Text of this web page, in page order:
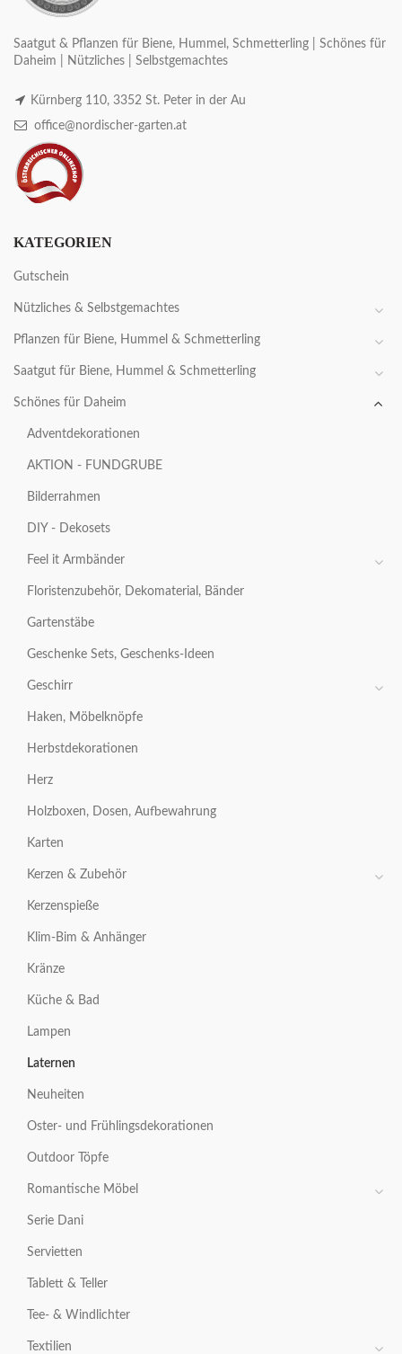
Saatgut & Pflanzen für Biene, Hummel, Schmetterling | Schönes für
Daheim | Nützliches | Selbstgemachtes
Kürnberg 110, 3352 St. Peter in der Au
office@nordischer-garten.at
KATEGORIEN
Gutschein
Nützliches & Selbstgemachtes
Pflanzen für Biene, Hummel & Schmetterling
Saatgut für Biene, Hummel & Schmetterling
Schönes für Daheim
Adventdekorationen
AKTION - FUNDGRUBE
Bilderrahmen
DIY - Dekosets
Feel it Armbänder
Floristenzubehör, Dekomaterial, Bänder
Gartenstäbe
Geschenke Sets, Geschenks-Ideen
Geschirr
Haken, Möbelknöpfe
Herbstdekorationen
Herz
Holzboxen, Dosen, Aufbewahrung
Karten
Kerzen & Zubehör
Kerzenspieße
Klim-Bim & Anhänger
Kränze
Küche & Bad
Lampen
Laternen
Neuheiten
Oster- und Frühlingsdekorationen
Outdoor Töpfe
Romantische Möbel
Serie Dani
Servietten
Tablett & Teller
Tee- & Windlichter
Textilien